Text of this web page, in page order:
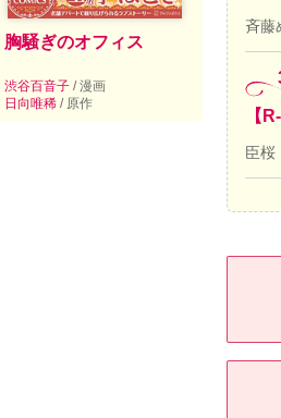
胸騒ぎのオフィス
渋谷百音子 / 漫画
日向唯稀 / 原作
斉藤
【
臣桜